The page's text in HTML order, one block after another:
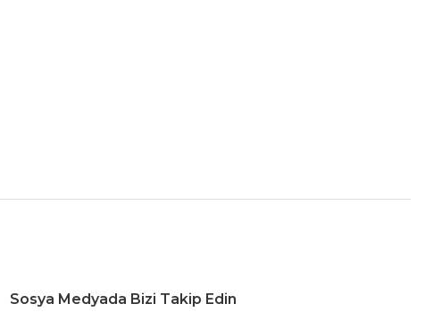
Sosya Medyada Bizi Takip Edin